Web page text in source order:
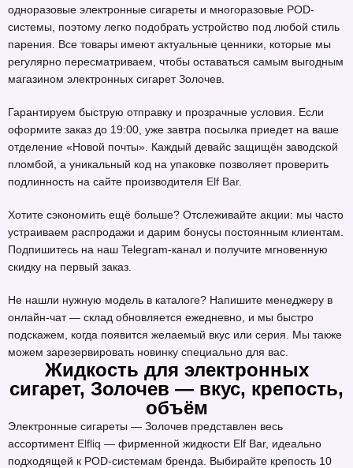
одноразовые электронные сигареты и многоразовые POD-
системы, поэтому легко подобрать устройство под любой стиль
парения. Все товары имеют актуальные ценники, которые мы
регулярно пересматриваем, чтобы оставаться самым выгодным
магазином электронных сигарет Золочев.
Гарантируем быструю отправку и прозрачные условия. Если
оформите заказ до 19:00, уже завтра посылка приедет на ваше
отделение «Новой почты». Каждый девайс защищён заводской
пломбой, а уникальный код на упаковке позволяет проверить
подлинность на сайте производителя Elf Bar.
Хотите сэкономить ещё больше? Отслеживайте акции: мы часто
устраиваем распродажи и дарим бонусы постоянным клиентам.
Подпишитесь на наш Telegram-канал и получите мгновенную
скидку на первый заказ.
Не нашли нужную модель в каталоге? Напишите менеджеру в
онлайн-чат — склад обновляется ежедневно, и мы быстро
подскажем, когда появится желаемый вкус или серия. Мы также
можем зарезервировать новинку специально для вас.
Жидкость для электронных
сигарет, Золочев — вкус, крепость,
объём
Электронные сигареты — Золочев представлен весь
ассортимент Elfliq — фирменной жидкости Elf Bar, идеально
подходящей к POD-системам бренда. Выбирайте крепость 10